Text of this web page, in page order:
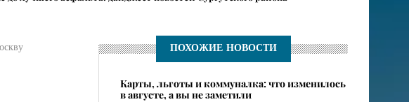
Сургутский район за устойчивую динамику развития
по рецептам депутатов, мэров и читателей из Сургутского района
ПОХОЖИЕ НОВОСТИ
Карты, льготы и коммуналка: что изменилось
в августе, а вы не заметили